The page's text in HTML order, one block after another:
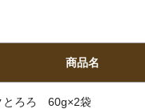
商品名
とろろ 60g×2袋